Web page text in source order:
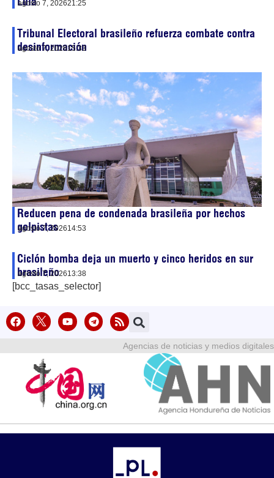
agosto 7, 202621:25
Tribunal Electoral brasileño refuerza combate contra
desinformación
agosto 7, 202615:33
Reducen pena de condenada brasileña por hechos
golpistas
agosto 7, 202614:53
Ciclón bomba deja un muerto y cinco heridos en sur
brasileño
agosto 7, 202613:38
[bcc_tasas_selector]
Agencias de noticias y medios digitales